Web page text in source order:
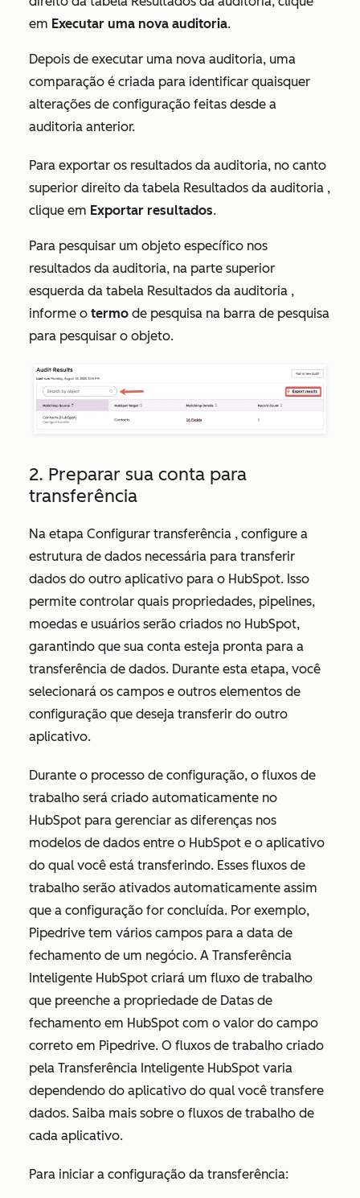
em Executar uma nova auditoria.
Depois de executar uma nova auditoria, uma
comparação é criada para identificar quaisquer
alterações de configuração feitas desde a
auditoria anterior.
Para exportar os resultados da auditoria, no canto
superior direito da tabela Resultados da auditoria ,
clique em Exportar resultados.
Para pesquisar um objeto específico nos
resultados da auditoria, na parte superior
esquerda da tabela Resultados da auditoria ,
informe o termo de pesquisa na barra de pesquisa
para pesquisar o objeto.
2. Preparar sua conta para
transferência
Na etapa Configurar transferência , configure a
estrutura de dados necessária para transferir
dados do outro aplicativo para o HubSpot. Isso
permite controlar quais propriedades, pipelines,
moedas e usuários serão criados no HubSpot,
garantindo que sua conta esteja pronta para a
transferência de dados. Durante esta etapa, você
selecionará os campos e outros elementos de
configuração que deseja transferir do outro
aplicativo.
Durante o processo de configuração, o fluxos de
trabalho será criado automaticamente no
HubSpot para gerenciar as diferenças nos
modelos de dados entre o HubSpot e o aplicativo
do qual você está transferindo. Esses fluxos de
trabalho serão ativados automaticamente assim
que a configuração for concluída. Por exemplo,
Pipedrive tem vários campos para a data de
fechamento de um negócio. A Transferência
Inteligente HubSpot criará um fluxo de trabalho
que preenche a propriedade de Datas de
fechamento em HubSpot com o valor do campo
correto em Pipedrive. O fluxos de trabalho criado
pela Transferência Inteligente HubSpot varia
dependendo do aplicativo do qual você transfere
dados. Saiba mais sobre o fluxos de trabalho de
cada aplicativo.
Para iniciar a configuração da transferência: